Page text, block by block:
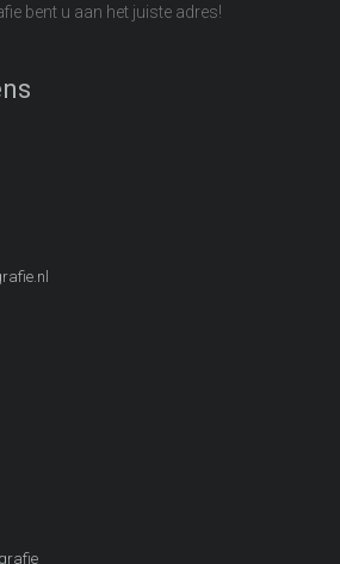
bent u aan het juiste adres!